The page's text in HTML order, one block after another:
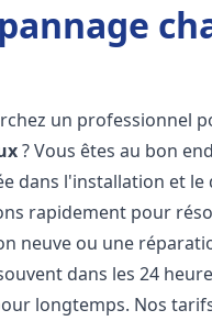
un professionnel
? Vous êtes au bon
dans l'installation et
rapidement pour
neuve ou une
dans les 24
longtemps. Nos